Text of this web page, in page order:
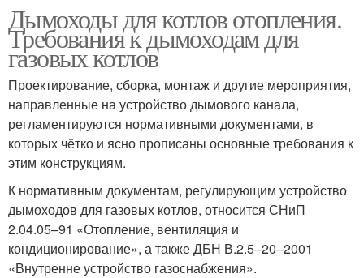
Дымоходы для котлов отопления.
Требования к дымоходам для
газовых котлов
Проектирование, сборка, монтаж и другие мероприятия,
направленные на устройство дымового канала,
регламентируются нормативными документами, в
которых чётко и ясно прописаны основные требования к
этим конструкциям.
К нормативным документам, регулирующим устройство
дымоходов для газовых котлов, относится СНиП
2.04.05–91 «Отопление, вентиляция и
кондиционирование», а также ДБН В.2.5–20–2001
«Внутренне устройство газоснабжения».